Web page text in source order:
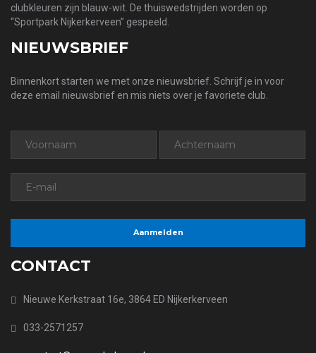
clubkleuren zijn blauw-wit. De thuiswedstrijden worden op
“Sportpark Nijkerkerveen” gespeeld.
NIEUWSBRIEF
Binnenkort starten we met onze nieuwsbrief. Schrijf je in voor
deze email nieuwsbrief en mis niets over je favoriete club.
CONTACT
Nieuwe Kerkstraat 16e, 3864 ED Nijkerkerveen
033-2571257